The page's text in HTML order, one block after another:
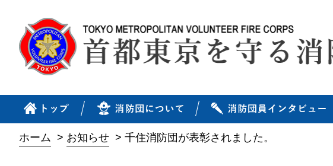
ホーム > お知らせ > 千住消防団が表彰されました。